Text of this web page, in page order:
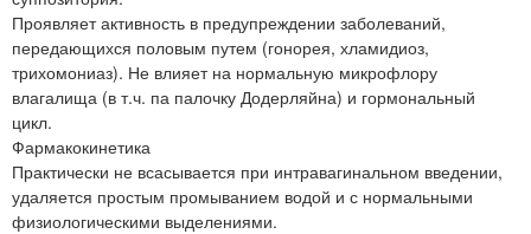
Проявляет активность в предупреждении заболеваний,
передающихся половым путем (гонорея, хламидиоз,
трихомониаз). Не влияет на нормальную микрофлору
влагалища (в т.ч. па палочку Додерляйна) и гормональный
цикл.
Фармакокинетика
Практически не всасывается при интравагинальном введении,
удаляется простым промыванием водой и с нормальными
физиологическими выделениями.